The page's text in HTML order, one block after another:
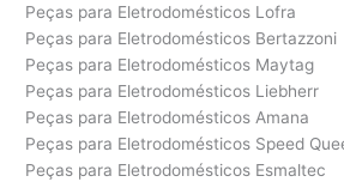
Peças para Eletrodomésticos Lofra
Peças para Eletrodomésticos Bertazzoni
Peças para Eletrodomésticos Maytag
Peças para Eletrodomésticos Liebherr
Peças para Eletrodomésticos Amana
Peças para Eletrodomésticos Speed
Peças para Eletrodomésticos Esmaltec